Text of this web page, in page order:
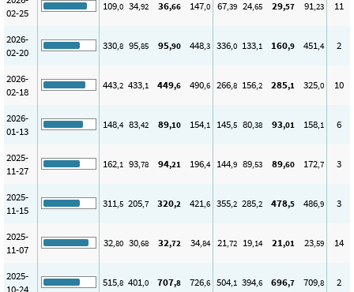
02-25
109,0 34,92 36,66 147,0 67,39 24,65 29,57 91,23 11
2026-
02-20
330,8 95,85 95,90 448,3 336,0 133,1 160,9 451,4 2
2026-
02-18
443,2 433,1 449,6 490,6 266,8 156,2 285,1 325,0 10
2026-
01-13
148,4 83,42 89,10 154,1 145,5 80,38 93,01 158,1 6
2025-
11-27
162,1 93,78 94,21 196,4 144,9 89,53 89,60 172,7 3
2025-
11-15
311,5 205,7 320,2 421,6 355,2 285,2 478,5 486,9 3
2025-
11-07
32,80 30,68 32,72 34,84 21,72 19,14 21,01 23,59 14
2025-
10-24
515,8 401,0 707,8 726,6 504,1 394,6 696,7 709,8 2